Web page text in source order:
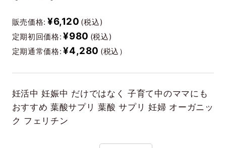
販売価格: ¥6,120 (税込)
定期初回価格: ¥980 (税込)
定期通常価格: ¥4,280 (税込）
妊活中 妊娠中 だけではなく 子育て中のママにも
おすすめ 葉酸サプリ 葉酸 サプリ 妊婦 オーガニッ
ク フェリチン